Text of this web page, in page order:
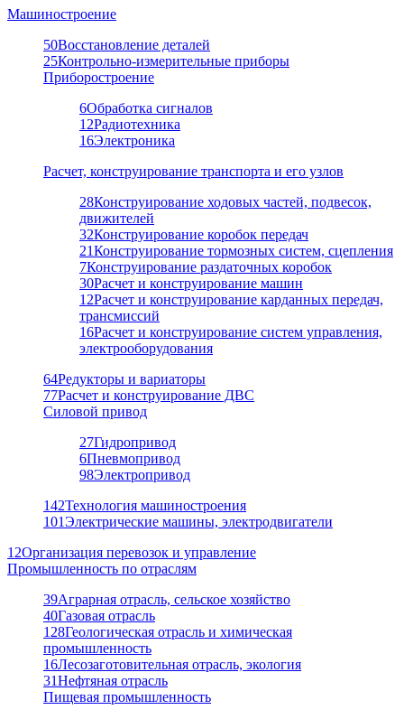
Машиностроение
50Восстановление деталей
25Контрольно-измерительные приборы
Приборостроение
6Обработка сигналов
12Радиотехника
16Электроника
Расчет, конструирование транспорта и его узлов
28Конструирование ходовых частей, подвесок,
движителей
32Конструирование коробок передач
21Конструирование тормозных систем, сцепления
7Конструирование раздаточных коробок
30Расчет и конструирование машин
12Расчет и конструирование карданных передач,
трансмиссий
16Расчет и конструирование систем управления,
электрооборудования
64Редукторы и вариаторы
77Расчет и конструирование ДВС
Силовой привод
27Гидропривод
6Пневмопривод
98Электропривод
142Технология машиностроения
101Электрические машины, электродвигатели
12Организация перевозок и управление
Промышленность по отраслям
39Аграрная отрасль, сельское хозяйство
40Газовая отрасль
128Геологическая отрасль и химическая
промышленность
16Лесозаготовительная отрасль, экология
31Нефтяная отрасль
Пищевая промышленность